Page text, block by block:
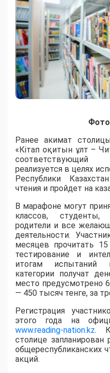
Ранее акимат
«Кітап оқитын ұлт –
соответствующий
реализуется в целях
Республики
чтения и пройдет на
В марафоне могут
классов, студенты,
родители и все
деятельности.
месяцев прочитать
тестирование и
итогам испытаний
категории получат
место предусмотрено
— 450 тысяч тенге, за
Регистрация
этого года на
www.reading-nation.kz.
столице запланирован
общереспубликанских
акций.